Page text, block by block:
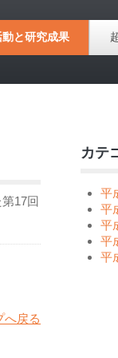
動と研究成果
17回
へ戻る
カテ
平
平
平
平
平